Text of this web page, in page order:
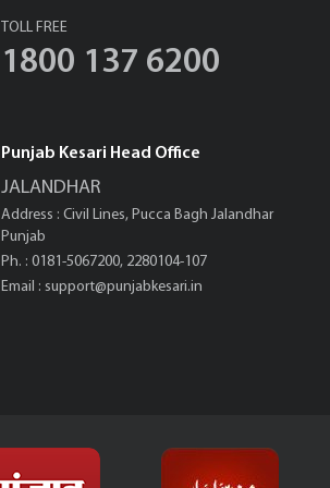
TOLL FREE
1800 137 6200
Punjab Kesari Head Office
JALANDHAR
Address : Civil Lines, Pucca Bagh Jalandhar
Punjab
Ph. : 0181-5067200, 2280104-107
Email : support@punjabkesari.in